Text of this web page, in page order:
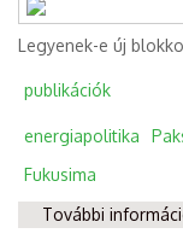
Legyenek-e új
publikációk
energiapolitika
Fukusima
További